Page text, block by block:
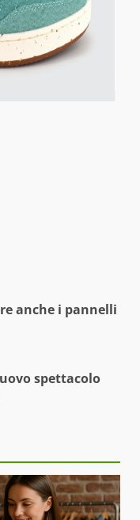
anche i pannelli
spettacolo